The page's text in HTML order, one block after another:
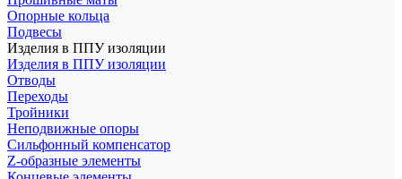
Опорные кольца
Подвесы
Изделия в ППУ изоляции
Изделия в ППУ изоляции
Отводы
Переходы
Тройники
Неподвижные опоры
Cильфонный компенсатор
Z-образные элементы